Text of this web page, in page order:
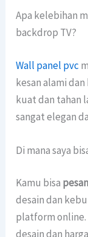
Apa kelebihan
backdrop TV?
Wall panel pvc
kesan alami
kuat dan tahan
sangat elegan
Di mana saya
Kamu bisa
desain dan
platform
desain dan